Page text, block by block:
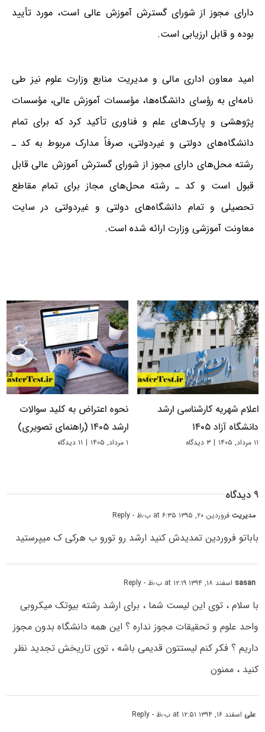
دارای مجوز از شورای گسترش آموزش عالی است، مورد تأیید
بوده و قابل ارزیابی است.
امید معاون اداری مالی و مدیریت منابع وزارت علوم نیز طی
نامه‌ای به رؤسای دانشگاه‌ها، مؤسسات آموزش عالی، مؤسسات
پژوهشی و پارک‌های علم و فناوری تأکید کرد که برای تمام
دانشگاه‌های دولتی و غیردولتی، صرفاً مدارک مربوط به کد ـ
رشته محل‌های دارای مجوز از شورای گسترش آموزش عالی قابل
قبول است و کد ـ رشته محل‌های مجاز برای تمام مقاطع
تحصیلی و تمام دانشگاه‌های دولتی و غیردولتی در سایت
معاونت آموزشی وزارت ارائه شده است.
اعلام شهریه کارشناسی ارشد
دانشگاه آزاد ۱۴۰۵
۱۱ مرداد, ۱۴۰۵ | ۳ دیدگاه
نحوه اعتراض به کلید سوالات
ارشد ۱۴۰۵ (راهنمای تصویری)
۱ مرداد, ۱۴۰۵ | ۱۱ دیدگاه
۹ دیدگاه
مدیریتفروردین ۲۰, ۱۳۹۵ at ۶:۳۵ ب٫ظ - Reply
باباتو فروردین تمدیدش کنید ارشد رو تورو ب هرکی ک میپرستید
sasan اسفند ۱۸, ۱۳۹۴ at ۱۲:۱۹ ب٫ظ - Reply
با سلام ، توی این لیست شما ، برای ارشد رشته بیوتک میکروبی
واحد علوم و تحقیقات مجوز نداره ؟ این همه دانشگاه بدون مجوز
داریم ؟ فکر کنم لیستتون قدیمی باشه ، توی تاریخش تجدید نظر
کنید ، ممنون
علی اسفند ۱۶, ۱۳۹۴ at ۱۲:۵۱ ب٫ظ - Reply